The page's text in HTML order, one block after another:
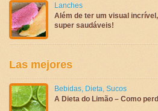
Lanches
Além de ter um visual
super saudáveis!
Las mejores
Bebidas, Dieta, Sucos
A Dieta do Limão – Como